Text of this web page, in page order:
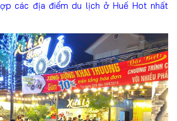
các địa điểm du lịch ở Huế Hot nhất